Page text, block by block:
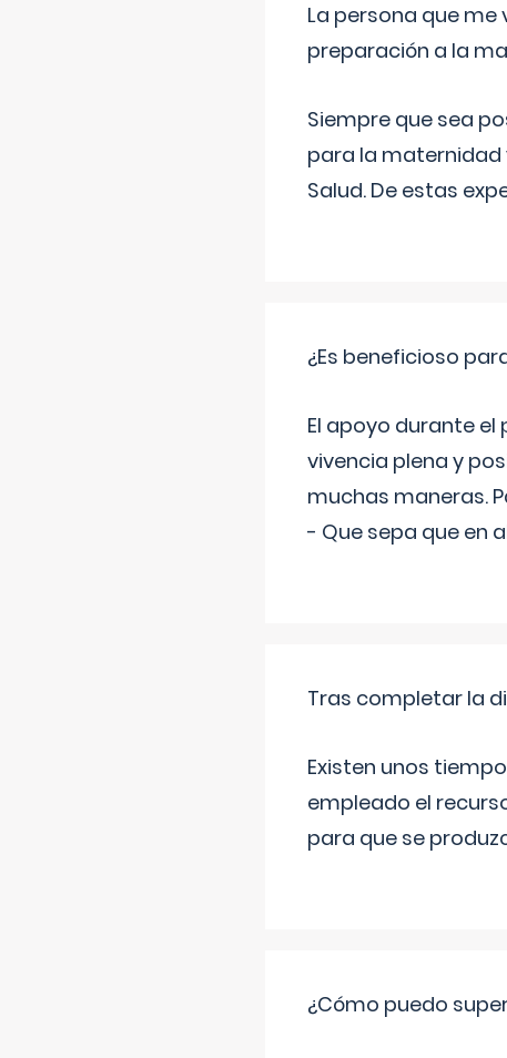
La persona que
preparación a la
Siempre que sea
para la maternidad
Salud. De estas
¿Es beneficioso
El apoyo durante
vivencia plena y
muchas maneras.
- Que sepa que en
Tras completar la
Existen unos
empleado el
para que se
¿Cómo puedo